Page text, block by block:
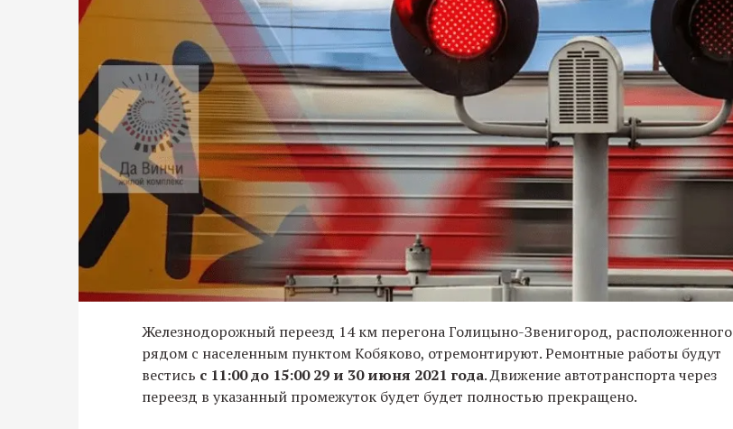
Железнодорожный переезд 14 км перегона Голицыно-Звенигород, расположенного
рядом с населенным пунктом Кобяково, отремонтируют. Ремонтные работы будут
вестись с 11:00 до 15:00 29 и 30 июня 2021 года. Движение автотранспорта через
переезд в указанный промежуток будет будет полностью прекращено.